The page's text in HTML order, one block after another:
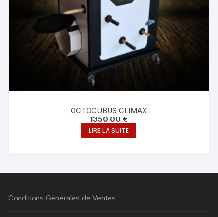
OCTOCUBUS CLIMAX
1350.00€
LIRE LA SUITE
Conditions Générales de Ventes